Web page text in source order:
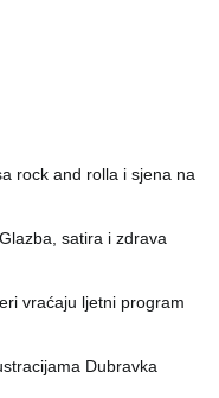
rock and rolla i sjena na
satira i zdrava
vraćaju ljetni program
Dubravka